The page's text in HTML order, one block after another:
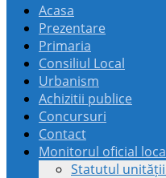
Acasa
Prezentare
Primaria
Consiliul Local
Urbanism
Achizitii publice
Concursuri
Contact
Monitorul oficial
Statutul